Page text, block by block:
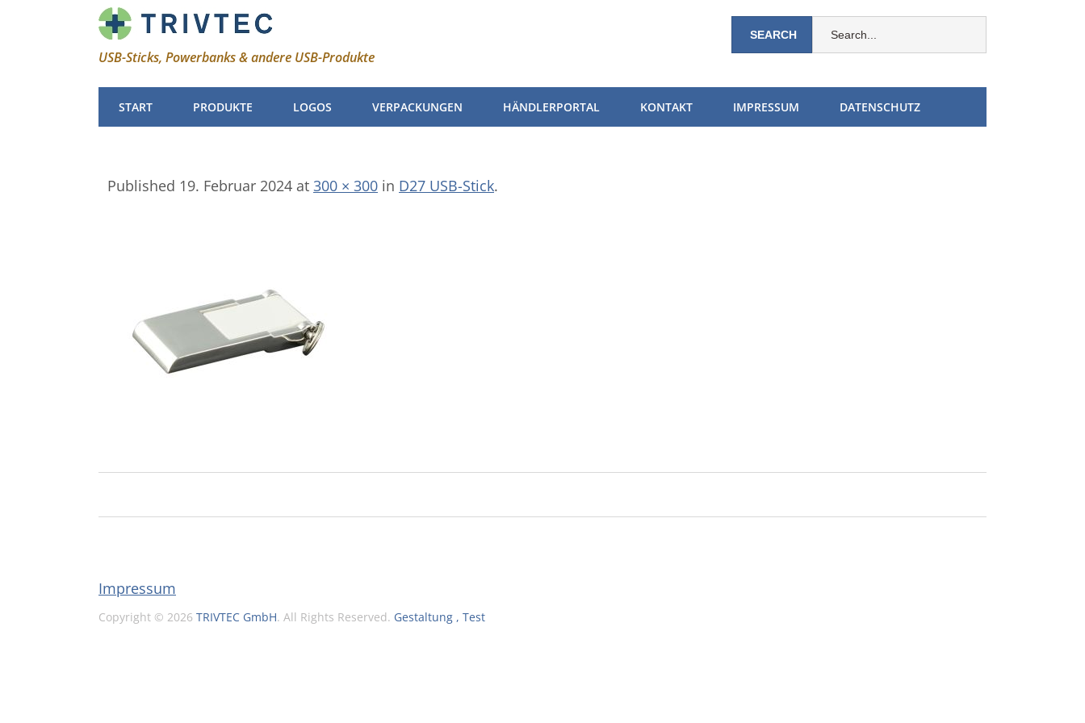
USB-Sticks, Powerbanks & andere USB-Produkte
START PRODUKTE LOGOS VERPACKUNGEN HÄNDLERPORTAL KONTAKT IMPRESSUM DATENSCHUTZ
Published 19. Februar 2024 at 300 × 300 in D27 USB-Stick.
Impressum
Copyright © 2026 TRIVTEC GmbH. All Rights Reserved. Gestaltung , Test